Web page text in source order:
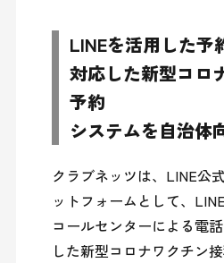
LINEを活用した予
対応した新型コロ
予約
システムを自治体
クラブネッツは、LINE公
ットフォームとして、
コールセンターによる電
した新型コロナワクチン